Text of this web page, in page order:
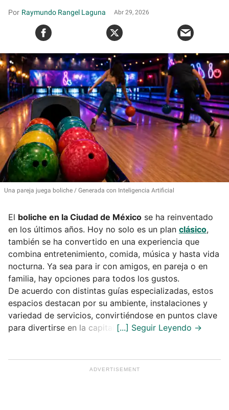
Raymundo Rangel Laguna Abr 29, 2026
Una pareja juega boliche Generada con Inteligencia Artificial
El boliche en la Ciudad de México se ha reinventado
en los últimos años. Hoy no solo es un plan clásico,
también se ha convertido en una experiencia que
combina entretenimiento, comida, música y hasta vida
nocturna. Ya sea para ir con amigos, en pareja o en
familia, hay opciones para todos los gustos.
De acuerdo con distintas guías especializadas, estos
espacios destacan por su ambiente, instalaciones y
variedad de servicios, convirtiéndose en puntos clave
para divertirse en la capital.